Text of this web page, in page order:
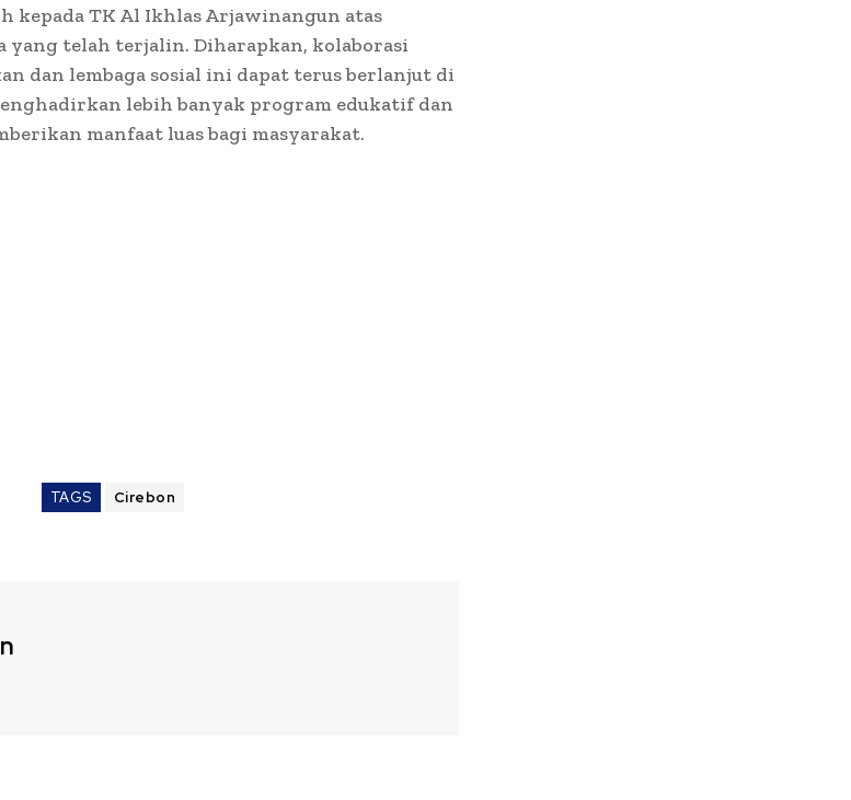
kepada TK Al Ikhlas Arjawinangun atas
yang telah terjalin. Diharapkan, kolaborasi
dan lembaga sosial ini dapat terus berlanjut di
lebih banyak program edukatif dan
manfaat luas bagi masyarakat.
TAGS Cirebon